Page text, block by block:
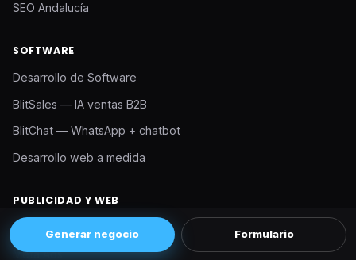
SEO Andalucía
SOFTWARE
Desarrollo de Software
BlitSales — IA ventas B2B
BlitChat — WhatsApp + chatbot
Desarrollo web a medida
PUBLICIDAD Y WEB
Google Ads
Meta Ads
Generar negocio Formulario